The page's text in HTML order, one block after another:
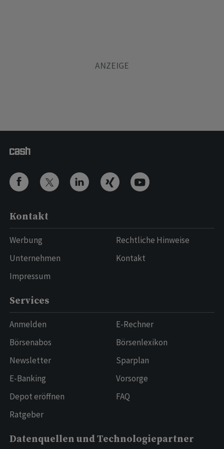
Kontakt
Werbung
Unternehmen
Impressum
Rechtliche Hinweise
Kontakt
Services
Anmelden
Börsenabos
Newsletter
E-Banking
Depot eröffnen
Ratgeber
E-Rechner
Börsenlexikon
Sparplan
Vorsorge
FAQ
Datenquellen und Technologiepartner